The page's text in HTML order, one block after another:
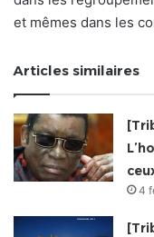
et mêmes dans les
Articles similaires
4